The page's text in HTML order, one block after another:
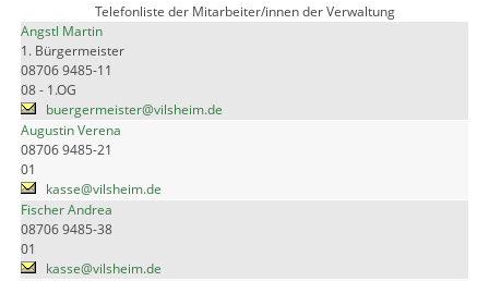
Telefonliste der Mitarbeiter/innen der Verwaltung
Angstl Martin
1. Bürgermeister
08706 9485-11
08 - 1.OG
buergermeister@vilsheim.de
Augustin Verena
08706 9485-21
01
kasse@vilsheim.de
Fischer Andrea
08706 9485-38
01
kasse@vilsheim.de